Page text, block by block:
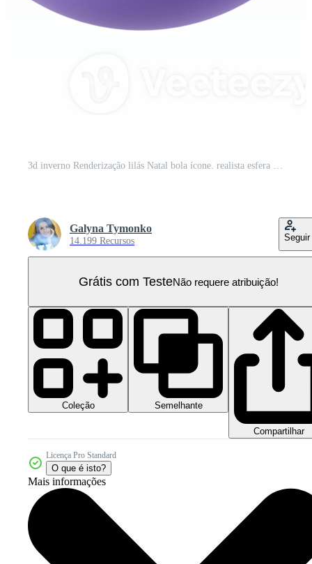
3d inverno Renderização lilás Natal bola ícone. realista esfera transparente png. feriado brinquedo para abeto árvore. feriado ilustração PNG Pro
Galyna Tymonko
14.199 Recursos Seguir
Grátis com TesteNão requere atribuição!
Coleção Semelhante
Compartilhar
Licença Pro Standard
O que é isto?
Mais informações